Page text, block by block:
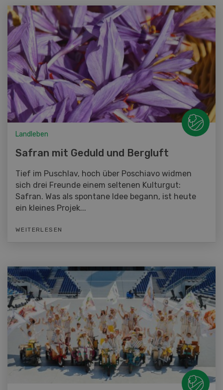
Landleben
Safran mit Geduld und Bergluft
Tief im Puschlav, hoch über Poschiavo widmen
sich drei Freunde einem seltenen Kulturgut:
Safran. Was als spontane Idee begann, ist heute
ein kleines Projek...
WEITERLESEN